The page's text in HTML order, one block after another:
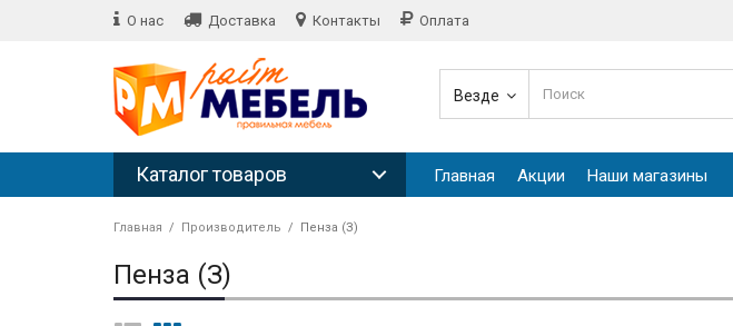
О нас Доставка Контакты Оплата
Везде
Каталог товаров Главная Акции Наши магазины
Главная Производитель Пенза (З)
Пенза (З)